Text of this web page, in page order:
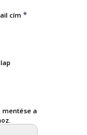
cím *
mentése a